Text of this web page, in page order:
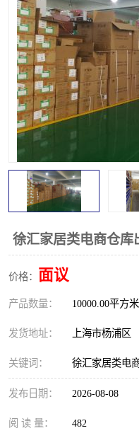
徐汇家居类电商仓库
价格： 面议
产品数量： 10000.00平方米
发货地址： 上海市杨浦区
关键词： 徐汇家居类电
发布日期： 2026-08-08
阅 读 量： 482
上海第三方仓储
仓储
上海托管仓库